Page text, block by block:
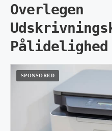
Overlegen
Pålidelighed